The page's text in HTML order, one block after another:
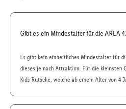
Gibt es ein Mindestalter für die AREA
Es gibt kein einheitliches Mindestalter für
dieses je nach Attraktion. Für die kleinsten
Kids Rutsche, welche ab einem Alter von 4